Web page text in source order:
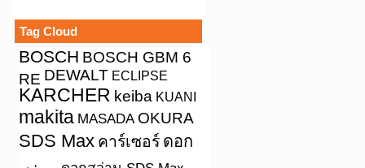
Tag Cloud
BOSCH BOSCH GBM 6
RE DEWALT ECLIPSE
KARCHER keiba KUANI
makita MASADA OKURA
SDS Max คาร์เซอร์ ดอก